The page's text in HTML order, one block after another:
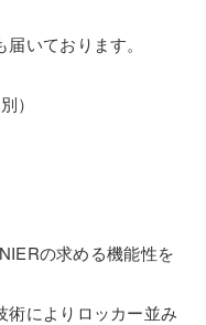
いております。
）
の求める機能性を
術によりロッカー並み